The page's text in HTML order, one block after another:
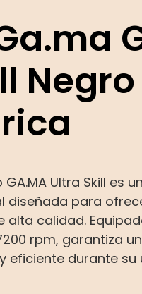
Negro
Ultra Skill es
diseñada para
calidad.
rpm, garantiza un
eficiente durante su